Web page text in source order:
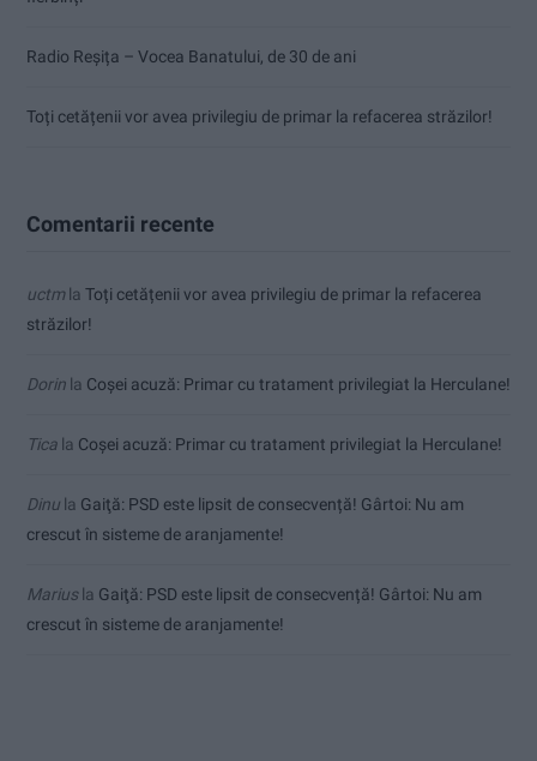
Radio Reșița – Vocea Banatului, de 30 de ani
Toți cetățenii vor avea privilegiu de primar la refacerea străzilor!
Comentarii recente
uctmla Toți cetățenii vor avea privilegiu de primar la refacerea
străzilor!
Dorin la Coșei acuză: Primar cu tratament privilegiat la Herculane!
Tica la Coșei acuză: Primar cu tratament privilegiat la Herculane!
Dinu la Gaiţă: PSD este lipsit de consecvență! Gârtoi: Nu am
crescut în sisteme de aranjamente!
Mariusla Gaiţă: PSD este lipsit de consecvență! Gârtoi: Nu am
crescut în sisteme de aranjamente!